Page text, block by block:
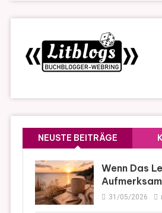
NEUSTE BEITRÄGE
Wenn Das
31/05/2026